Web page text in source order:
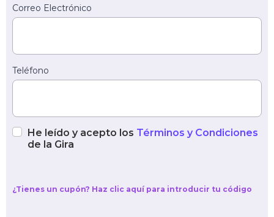
Correo Electrónico
Teléfono
He leído y acepto los Términos y Condiciones
de la Gira
¿Tienes un cupón? Haz clic aquí para introducir tu código